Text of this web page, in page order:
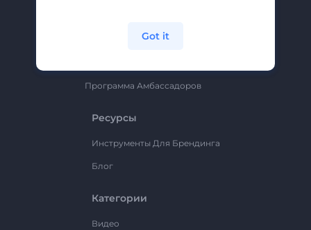
Программа Амбассадоров
Ресурсы
Инструменты Для Брендинга
Блог
Категории
Видео
Got it